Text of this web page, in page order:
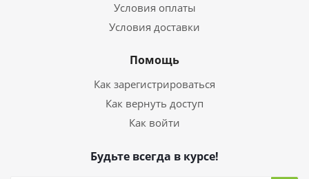
Условия оплаты
Условия доставки
Помощь
Как зарегистрироваться
Как вернуть доступ
Как войти
Будьте всегда в курсе!